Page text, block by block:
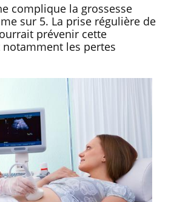
complique la grossesse
sur 5. La prise régulière de
prévenir cette
les pertes